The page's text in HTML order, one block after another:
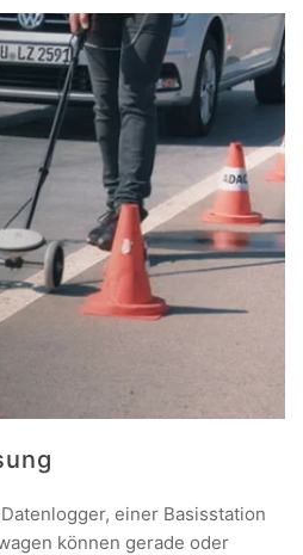
einer Basisstation
können gerade oder